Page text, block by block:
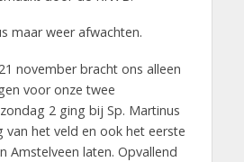
maar weer afwachten.
november bracht ons alleen
voor onze twee
2 ging bij Sp. Martinus
van het veld en ook het eerste
Amstelveen laten. Opvallend